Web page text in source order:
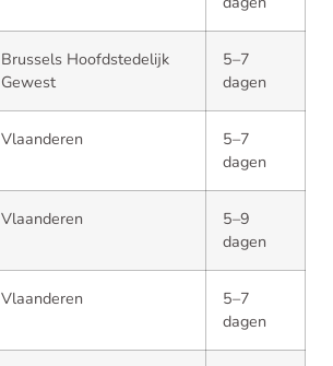
Brussels Hoofdstedelijk
Gewest
5–7
dagen
Vlaanderen
5–7
dagen
Vlaanderen
5–9
dagen
Vlaanderen
5–7
dagen